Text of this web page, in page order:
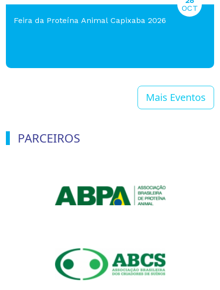
Feira da Proteína Animal Capixaba 2026
OCT
Mais Eventos
PARCEIROS